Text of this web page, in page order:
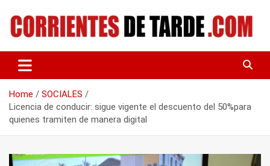
content
CORRIENTES DE TARDE
Home
SOCIALES
Licencia de conducir: sigue vigente el descuento del 50%para
quienes tramiten de manera digital